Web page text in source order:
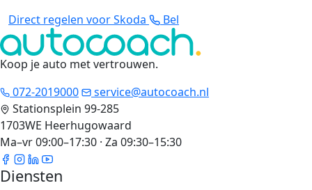
Direct regelen voor Skoda
Bel
Koop je auto met vertrouwen.
072-2019000
service@autocoach.nl
Stationsplein 99-285
1703WE Heerhugowaard
Ma–vr 09:00–17:30 · Za 09:30–15:30
Diensten